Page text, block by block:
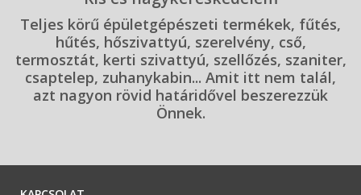
Teljes körű épületgépészeti termékek, fűtés,
hűtés, hőszivattyú, szerelvény, cső,
termosztát, kerti szivattyú, szellőzés, szaniter,
csaptelep, zuhanykabin... Amit itt nem talál,
azt nagyon rövid határidővel beszerezzük
Önnek.